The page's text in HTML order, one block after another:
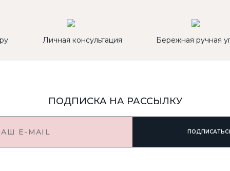
Личная консультация Бережная ручная
ПОДПИСКА НА РАССЫЛКУ